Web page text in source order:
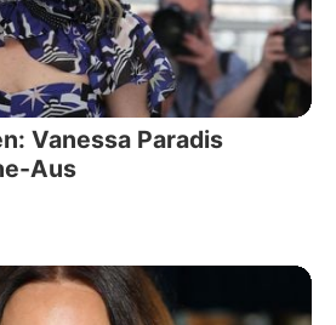
Vanessa Paradis
Aus